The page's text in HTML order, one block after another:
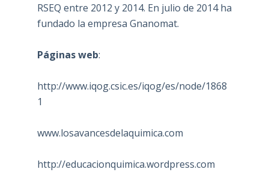
RSEQ entre 2012 y 2014. En julio de 2014 ha
fundado la empresa Gnanomat.
Páginas web:
http://www.iqog.csic.es/iqog/es/node/1868
1
www.losavancesdelaquimica.com
http://educacionquimica.wordpress.com